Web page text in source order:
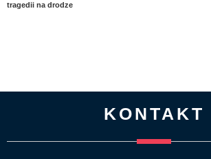
tragedii na drodze
KONTAKT